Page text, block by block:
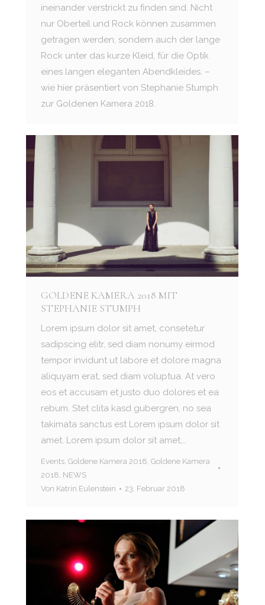
ineinander verstrickt zu finden sind. Nicht
nur Oberteil und Rock können zusammen
getragen werden, sondern auch der lange
Rock unter das kurze Kleid, für die Optik
eines langen eleganten Abendkleides. –
wie hier präsentiert von Stephanie Stumph
zur Goldenen Kamera 2018.
GOLDENE KAMERA 2018 MIT
STEPHANIE STUMPH
Lorem ipsum dolor sit amet, consetetur
sadipscing elitr, sed diam nonumy eirmod
tempor invidunt ut labore et dolore magna
aliquyam erat, sed diam voluptua. At vero
eos et accusam et justo duo dolores et ea
rebum. Stet clita kasd gubergren, no sea
takimata sanctus est Lorem ipsum dolor sit
amet. Lorem ipsum dolor sit amet,…
Events, Goldene Kamera 2018, Goldene Kamera
2018, NEWS
Von Katrin Eulenstein 23. Februar 2018